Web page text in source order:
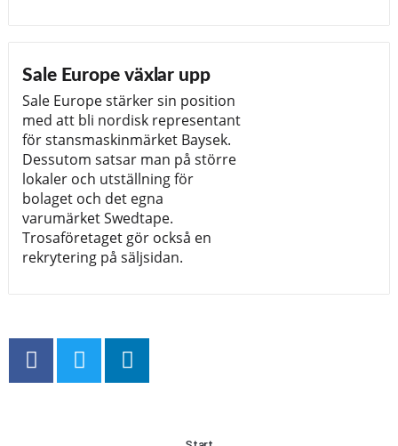
Sale Europe växlar upp
Sale Europe stärker sin position
med att bli nordisk representant
för stansmaskinmärket Baysek.
Dessutom satsar man på större
lokaler och utställning för
bolaget och det egna
varumärket Swedtape.
Trosaföretaget gör också en
rekrytering på säljsidan.